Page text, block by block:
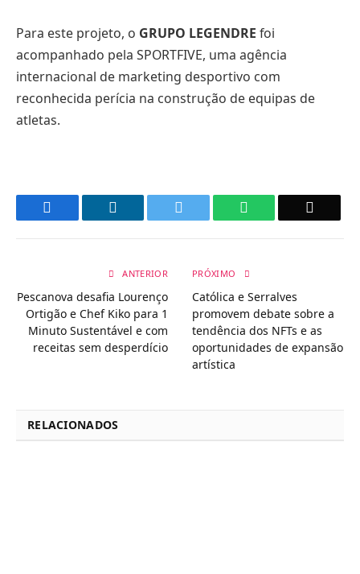
Para este projeto, o GRUPO LEGENDRE foi
acompanhado pela SPORTFIVE, uma agência
internacional de marketing desportivo com
reconhecida perícia na construção de equipas de
atletas.
WhatsApp
ANTERIOR
Pescanova desafia Lourenço
Ortigão e Chef Kiko para 1
Minuto Sustentável e com
receitas sem desperdício
PRÓXIMO
Católica e Serralves
promovem debate sobre a
tendência dos NFTs e as
oportunidades de expansão
artística
RELACIONADOS